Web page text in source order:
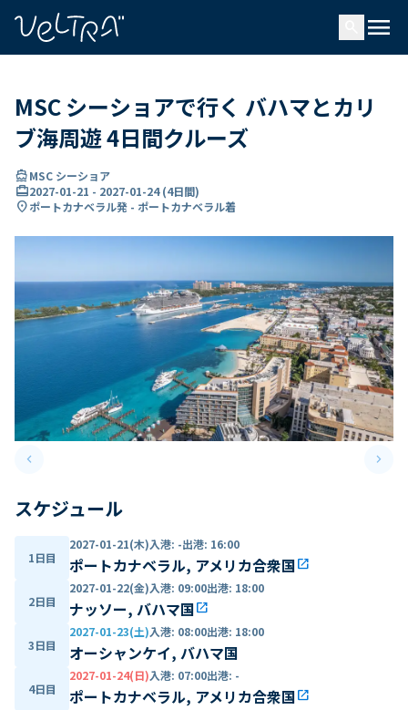
menu
MSC シーショアで行く バハマとカリ
ブ海周遊 4日間クルーズ
directions_boatMSC シーショア
card_travel2027-01-21 - 2027-01-24(4日間)
location_onポートカナベラル発 - ポートカナベラル着
keyboard_arrow_leftPrevious slide keyboard_arrow_right
スケジュール
1日目
2027-01-21(木)入港: -出港: 16:00
ポートカナベラル, アメリカ合衆国open_in_new
2日目
2027-01-22(金)入港: 09:00出港: 18:00
ナッソー, バハマ国open_in_new
3日目
2027-01-23(土)入港: 08:00出港: 18:00
オーシャンケイ, バハマ国
4日目
2027-01-24(日)入港: 07:00出港: -
ポートカナベラル, アメリカ合衆国open_in_new